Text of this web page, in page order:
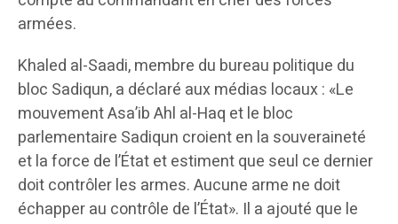
armées.
Khaled al-Saadi, membre du bureau politique du
bloc Sadiqun, a déclaré aux médias locaux : «Le
mouvement Asa’ib Ahl al-Haq et le bloc
parlementaire Sadiqun croient en la souveraineté
et la force de l’État et estiment que seul ce dernier
doit contrôler les armes. Aucune arme ne doit
échapper au contrôle de l’État». Il a ajouté que le